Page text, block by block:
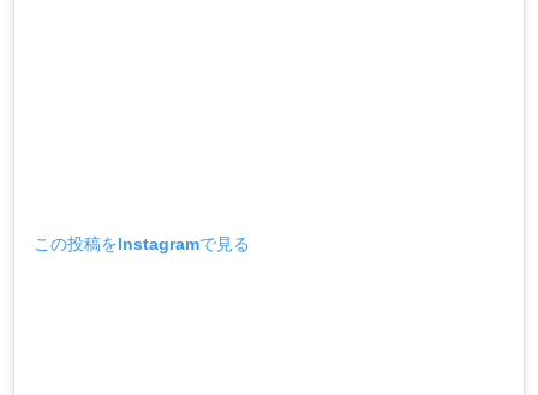
この投稿をInstagramで見る